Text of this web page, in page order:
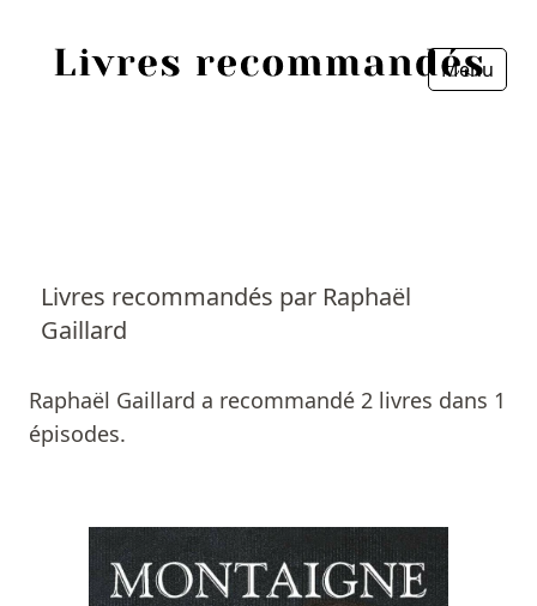
Menu
Livres recommandés par Raphaël
Gaillard
Raphaël Gaillard a recommandé 2 livres dans 1
épisodes.
Personnes
Livres
Prix littéraires
Fermer